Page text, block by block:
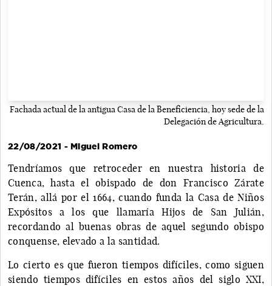
Fachada actual de la antigua Casa de la Beneficiencia, hoy sede de la
Delegación de Agricultura.
22/08/2021 - Miguel Romero
Tendríamos que retroceder en nuestra historia de
Cuenca, hasta el obispado de don Francisco Zárate
Terán, allá por el 1664, cuando funda la Casa de Niños
Expósitos a los que llamaría Hijos de San Julián,
recordando al buenas obras de aquel segundo obispo
conquense, elevado a la santidad.
Lo cierto es que fueron tiempos difíciles, como siguen
siendo tiempos difíciles en estos años del siglo XXI,